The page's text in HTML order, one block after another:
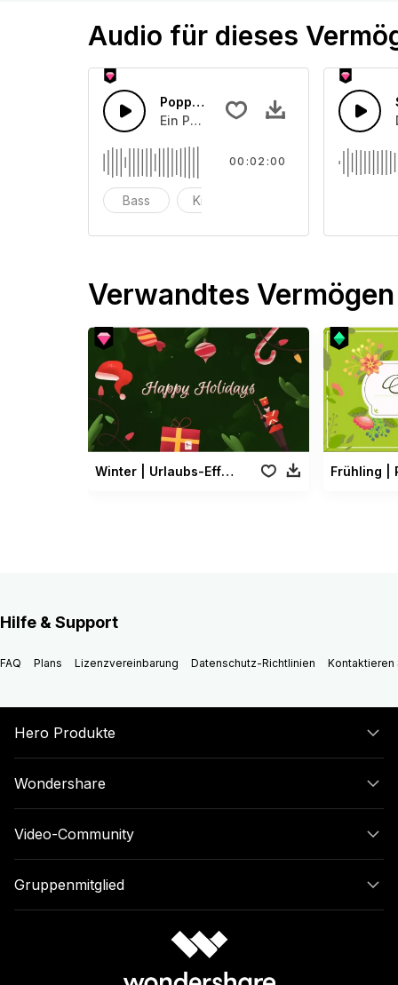
Audio für dieses
Poppiger Sommer-Bass
Ein Pop-Bass-Synthesizer mit Piano
Bass Kinder
00:02:00
Verwandtes Vermögen
Winter | Urlaubs-Effekt Paket Frühling |
Hilfe & Support
FAQ Plans Lizenzvereinbarung Datenschutz-Richtlinien Kontaktieren
Hero Produkte
Wondershare
Video-Community
Gruppenmitglied